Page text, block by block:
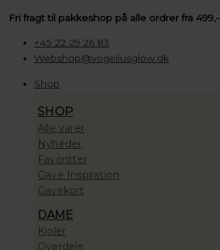
til
indholdet
Fri fragt til pakkeshop på alle ordrer fra 499,-
+45 22 29 26 83
Webshop@vogeliusglow.dk
Shop
SHOP
Alle varer
Nyheder
Favoritter
Gave Inspiration
Gavekort
DAME
Kjoler
Overdele
………of
Candy
Berry
100,00 kr.
10.000,00 kr.